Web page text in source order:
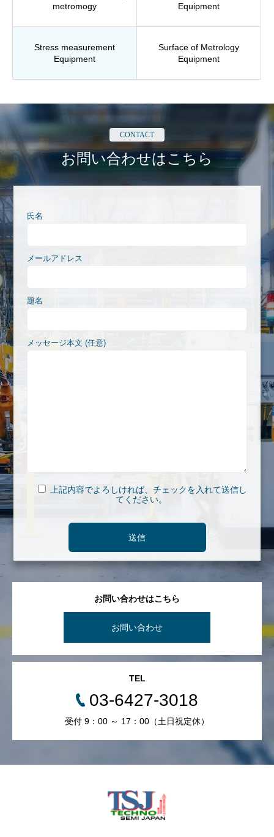
metromogy
Equipment
Stress measurement
Equipment
Surface of Metrology
Equipment
CONTACT
お問い合わせはこちら
氏名
メールアドレス
題名
メッセージ本文 (任意)
上記内容でよろしければ、チェックを入れて送信し
てください。
お問い合わせはこちら
お問い合わせ
TEL
03-6427-3018
受付 9：00 ～ 17：00（土日祝定休）